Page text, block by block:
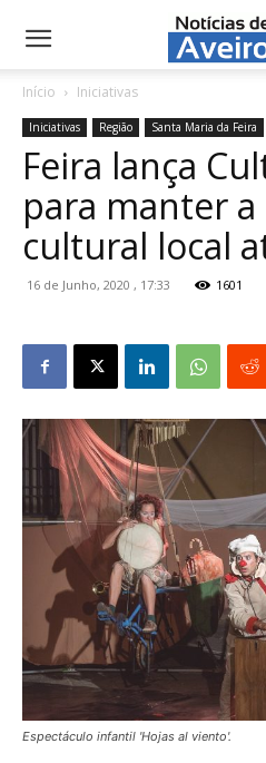
NotíciasdeAveiro.pt
Início Iniciativas
Iniciativas Região Santa Maria da Feira
Feira lança
para manter
cultural local
16 de Junho, 2020 , 17:33 1601
Espectáculo infantil 'Hojas al viento'.